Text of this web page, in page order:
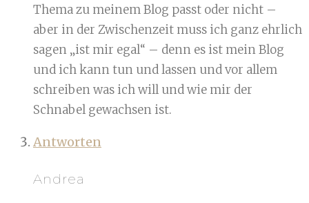
Thema zu meinem Blog passt oder nicht –
aber in der Zwischenzeit muss ich ganz ehrlich
sagen „ist mir egal“ – denn es ist mein Blog
und ich kann tun und lassen und vor allem
schreiben was ich will und wie mir der
Schnabel gewachsen ist.
Antworten
Andrea